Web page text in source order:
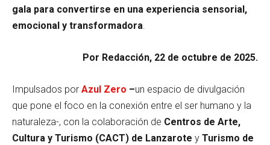
gala para convertirse en una experiencia sensorial,
emocional y transformadora.
Por Redacción, 22 de octubre de 2025.
Impulsados por Azul Zero –un espacio de divulgación
que pone el foco en la conexión entre el ser humano y la
naturaleza-, con la colaboración de Centros de Arte,
Cultura y Turismo (CACT) de Lanzarote y Turismo de